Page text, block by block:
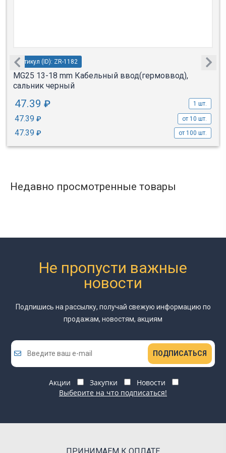
Артикул (ID): ZR-1182
MG25 13-18 mm Кабельный ввод(гермоввод),
сальник черный
47.39 ₽ 1 шт.
47.39 ₽ от 10 шт.
47.39 ₽ от 100 шт.
Недавно просмотренные товары
Не пропусти важные
новости
Подпишись на рассылку, получай свежую информацию по
продажам, новостям, акциям
ПОДПИСАТЬСЯ
Акции Закупки
Новости
Выберите на что подписаться!